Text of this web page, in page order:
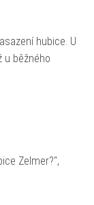
hubice. U
u běžného
Zelmer?",